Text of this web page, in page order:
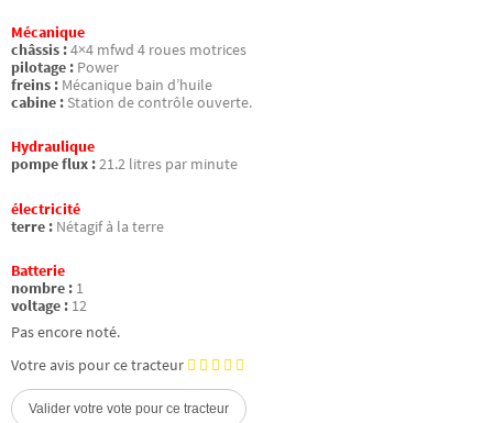
Mécanique
châssis :4×4 mfwd 4 roues motrices
pilotage : Power
freins : Mécanique bain d’huile
cabine : Station de contrôle ouverte.
Hydraulique
pompe flux :21.2 litres par minute
électricité
terre : Nétagif à la terre
Batterie
nombre : 1
voltage : 12
Pas encore noté.
Votre avis pour ce tracteur